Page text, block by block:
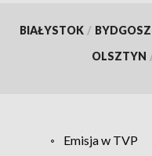
BIAŁYSTOK /
OLSZTYN
Emisja w TVP